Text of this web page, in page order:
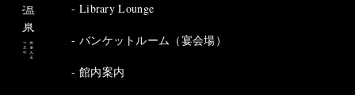
Library Lounge
バンケットルーム（宴会場）
館内案内